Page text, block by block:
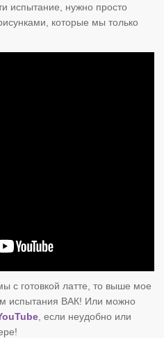
испытание, нужно просто
которые мы только
с готовкой латте, то выше мое
испытания ВАК! Или можно
, если неудобно или